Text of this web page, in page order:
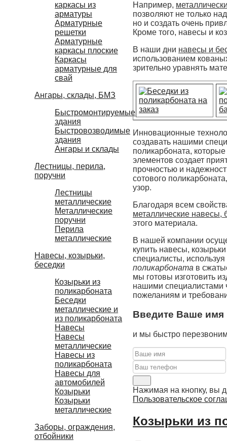
каркасы из
арматуры
Арматурные
решетки
Арматурные
каркасы плоские
Каркасы
арматурные для
свай
Ангары, склады, БМЗ
Быстромонтируемые
здания
Быстровозводимые
здания
Ангары и склады
Лестницы, перила,
поручни
Лестницы
металлические
Металлические
поручни
Перила
металлические
Навесы, козырьки,
беседки
Козырьки из
поликарбоната
Беседки
металлические и
из поликарбоната
Навесы
Навесы
металлические
Навесы из
поликарбоната
Навесы для
автомобилей
Козырьки
Козырьки
металлические
Заборы, ограждения,
отбойники
Например,
позволяют не только
но и создать очень
Кроме того, навесы и
В наши дни навесы и
использованием
зрительно уравнять
Инновационные
создавать нашими
поликарбоната,
элементов создает
прочностью и
сотового
узор.
Благодаря всем
металлические навесы,
этого материала.
В нашей компании
купить навесы,
специалисты,
поликарбоната в
мы готовы изготовить
нашими специалистами
пожеланиям и
Введите Ваше имя
и мы быстро
Нажимая на кнопку, вы
Пользовательское
Козырьки из